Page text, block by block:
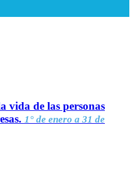
vida de las personas
1° de enero a 31 de